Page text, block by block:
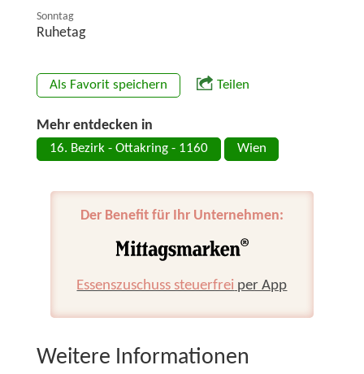
Sonntag
Ruhetag
Als Favorit speichern Teilen
Mehr entdecken in
16. Bezirk - Ottakring - 1160 Wien
Der Benefit für Ihr Unternehmen:
Essenszuschuss steuerfrei per App
Weitere Informationen